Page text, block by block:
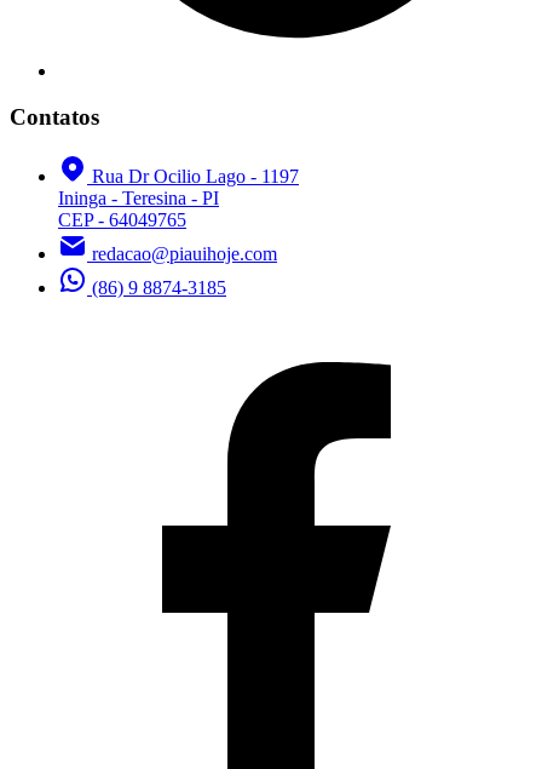
Contatos
Rua Dr Ocilio Lago - 1197
Ininga - Teresina - PI
CEP - 64049765
redacao@piauihoje.com
(86) 9 8874-3185